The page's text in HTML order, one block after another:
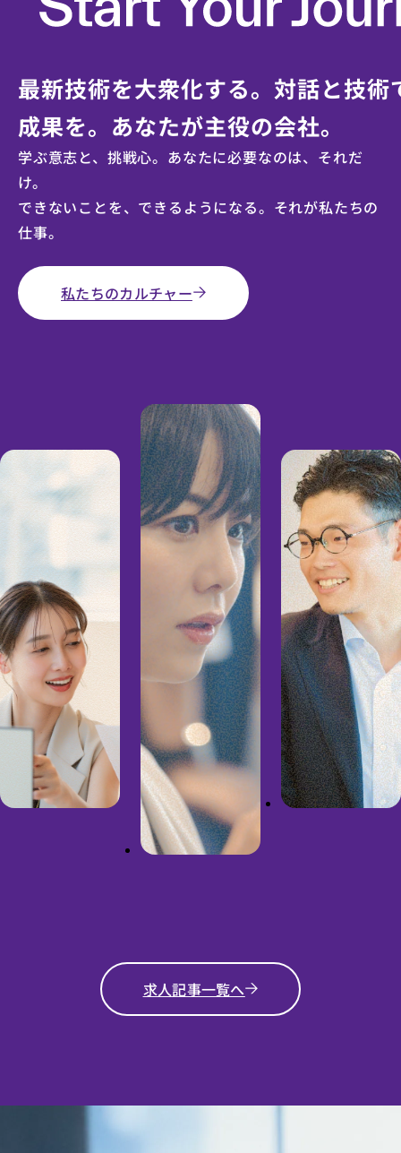
最新技術を大衆化する。対話と技術
成果を。 あなたが主役の会社。
学ぶ意志と、挑戦心。あなたに必要なのは、それだ
け。
できないことを、できるようになる。 それが私たちの
仕事。
私たちのカルチャー
求人記事一覧へ